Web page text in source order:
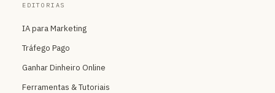
EDITORIAS
IA para Marketing
Tráfego Pago
Ganhar Dinheiro Online
Ferramentas & Tutoriais